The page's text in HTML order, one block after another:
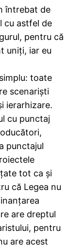
întrebat de
cu astfel de
pentru că
uniți, iar eu
toate
scenariști
ierarhizare.
cu punctaj
punctajul
tot ca și
că Legea nu
are dreptul
pentru
are acest